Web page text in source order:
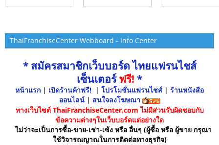
ThaiFranchiseCenter Webboard - Info Center
* สมัครสมาชิกเว็บบอร์ด ไทยแฟรนไชส์
เซ็นเตอร์ฟรี! *
หน้าแรก | เปิดร้านค้าฟรี! | โปรโมชั่นแฟรนไชส์ | ร้านหนังสือ
ออนไลน์ | สนใจลงโฆษณา
ทางเว็บไซต์ ThaiFranchiseCenter.com ไม่มีส่วนรับผิดชอบกับ
ข้อความต่างๆในเว็บบอร์ดแต่อย่างใด
ไม่ว่าจะเป็นการซื้อ-ขาย-เช่า-เซ้ง หรือ อื่นๆ (ผู้ซื้อ หรือ ผู้ขาย กรุณา
ใช้วิจารณญาณในการติดต่อทางธุรกิจ)